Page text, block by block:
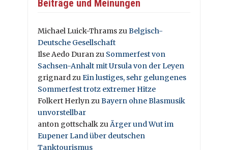
Beiträge und Meinungen
Michael Luick-ThramszuBelgisch-
Deutsche Gesellschaft
Ilse Aedo Duranzu Sommerfest von
Sachsen-Anhalt mit Ursula von der Leyen
grignardzuEin lustiges, sehr gelungenes
Sommerfest trotz extremer Hitze
Folkert HerlynzuBayern ohne Blasmusik
unvorstellbar
anton gottschalkzuÄrger und Wut im
Eupener Land über deutschen
Tanktourismus